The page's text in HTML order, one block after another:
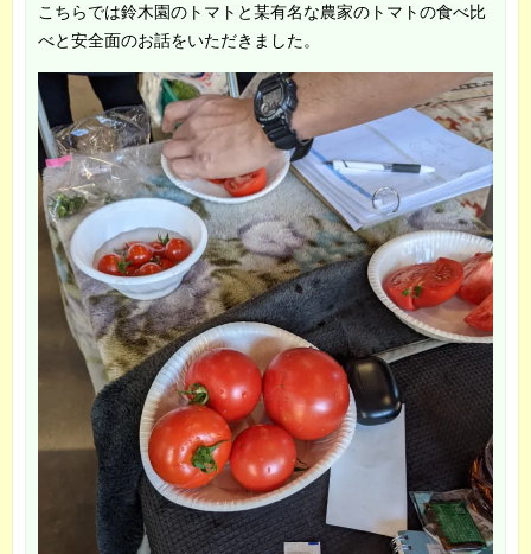
こちらでは鈴木園のトマトと某有名な農家のトマトの食べ比
べと安全面のお話をいただきました。